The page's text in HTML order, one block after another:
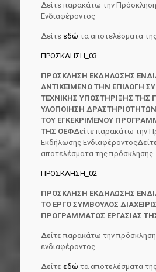
Δείτε παρακάτω την
Ενδιαφέροντος
Δείτε εδώ τα αποτελέσματα
ΠΡΟΣΚΛΗΣΗ_03
ΠΡΟΣΚΛΗΣΗ ΕΚΔΗΛΩΣΗΣ
ΑΝΤΙΚΕΙΜΕΝΟ ΤΗΝ ΕΠΙΛΟΓΗ
ΤΕΧΝΙΚΗΣ ΥΠΟΣΤΗΡΙΞΗΣ ΤΗΣ
ΥΛΟΠΟΙΗΣΗ ΔΡΑΣΤΗΡΙΟΤΗΤΩΝ
ΤΟΥ ΕΓΚΕΚΡΙΜΈΝΟΥ
ΤΗΣ ΟΕΦΔείτε παρακάτω την
Εκδήλωσης
αποτελέσματα της πρόσκλησης
ΠΡΟΣΚΛΗΣΗ_02
ΠΡΟΣΚΛΗΣΗ ΕΚΔΗΛΩΣΗΣ
ΤΟ ΕΡΓΟ ΣΥΜΒΟΥΛΟΣ
ΠΡΟΓΡΑΜΜΑΤΟΣ ΕΡΓΑΣΙΑΣ
Δείτε παρακάτω την
ενδιαφέροντος
Δείτε εδώ τα αποτελέσματα